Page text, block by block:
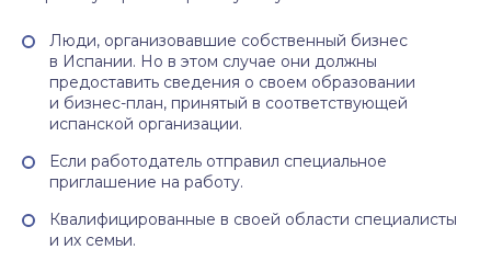
Люди, организовавшие собственный бизнес
в Испании. Но в этом случае они должны
предоставить сведения о своем образовании
и бизнес-план, принятый в соответствующей
испанской организации.
Если работодатель отправил специальное
приглашение на работу.
Квалифицированные в своей области специалисты
и их семьи.